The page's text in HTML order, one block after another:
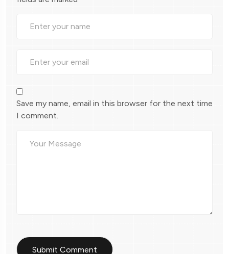
Save my name, email in this browser for the next time
I comment.